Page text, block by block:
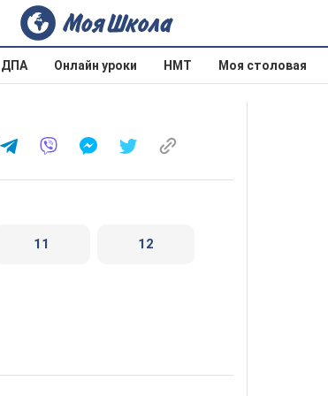
ДПА Онлайн уроки НМТ Моя столовая
11 12